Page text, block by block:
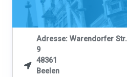

Adresse: Warendorfer Str.
9
48361
Beelen